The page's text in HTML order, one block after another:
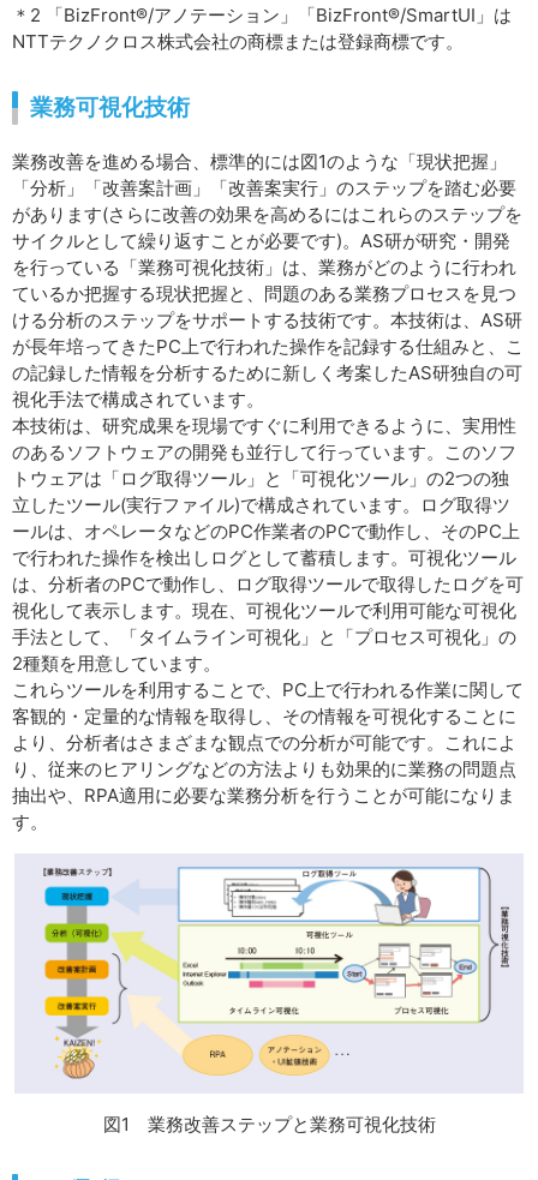
＊2 「BizFront®/アノテーション」「BizFront®/SmartUI」は
NTTテクノクロス株式会社の商標または登録商標です。
業務可視化技術
業務改善を進める場合、標準的には図1のような「現状把握」
「分析」「改善案計画」「改善案実行」のステップを踏む必要
があります(さらに改善の効果を高めるにはこれらのステップを
サイクルとして繰り返すことが必要です)。AS研が研究・開発
を行っている「業務可視化技術」は、業務がどのように行われ
ているか把握する現状把握と、問題のある業務プロセスを見つ
ける分析のステップをサポートする技術です。本技術は、AS研
が長年培ってきたPC上で行われた操作を記録する仕組みと、こ
の記録した情報を分析するために新しく考案したAS研独自の可
視化手法で構成されています。
本技術は、研究成果を現場ですぐに利用できるように、実用性
のあるソフトウェアの開発も並行して行っています。このソフ
トウェアは「ログ取得ツール」と「可視化ツール」の2つの独
立したツール(実行ファイル)で構成されています。ログ取得ツ
ールは、オペレータなどのPC作業者のPCで動作し、そのPC上
で行われた操作を検出しログとして蓄積します。可視化ツール
は、分析者のPCで動作し、ログ取得ツールで取得したログを可
視化して表示します。現在、可視化ツールで利用可能な可視化
手法として、「タイムライン可視化」と「プロセス可視化」の
2種類を用意しています。
これらツールを利用することで、PC上で行われる作業に関して
客観的・定量的な情報を取得し、その情報を可視化することに
より、分析者はさまざまな観点での分析が可能です。これによ
り、従来のヒアリングなどの方法よりも効果的に業務の問題点
抽出や、RPA適用に必要な業務分析を行うことが可能になりま
す。
図1 業務改善ステップと業務可視化技術